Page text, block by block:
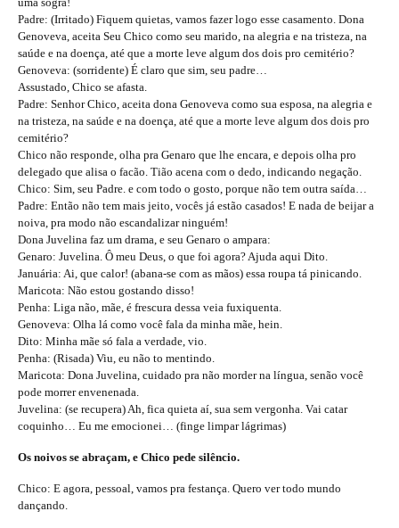
Padre: (Irritado) Fiquem quietas, vamos fazer logo esse casamento. Dona
Genoveva, aceita Seu Chico como seu marido, na alegria e na tristeza, na
saúde e na doença, até que a morte leve algum dos dois pro cemitério?
Genoveva: (sorridente) É claro que sim, seu padre…
Assustado, Chico se afasta.
Padre: Senhor Chico, aceita dona Genoveva como sua esposa, na alegria e
na tristeza, na saúde e na doença, até que a morte leve algum dos dois pro
cemitério?
Chico não responde, olha pra Genaro que lhe encara, e depois olha pro
delegado que alisa o facão. Tião acena com o dedo, indicando negação.
Chico: Sim, seu Padre. e com todo o gosto, porque não tem outra saída…
Padre: Então não tem mais jeito, vocês já estão casados! E nada de beijar a
noiva, pra modo não escandalizar ninguém!
Dona Juvelina faz um drama, e seu Genaro o ampara:
Genaro: Juvelina. Ô meu Deus, o que foi agora? Ajuda aqui Dito.
Januária: Ai, que calor! (abana-se com as mãos) essa roupa tá pinicando.
Maricota: Não estou gostando disso!
Penha: Liga não, mãe, é frescura dessa veia fuxiquenta.
Genoveva: Olha lá como você fala da minha mãe, hein.
Dito: Minha mãe só fala a verdade, vio.
Penha: (Risada) Viu, eu não to mentindo.
Maricota: Dona Juvelina, cuidado pra não morder na língua, senão você
pode morrer envenenada.
Juvelina: (se recupera) Ah, fica quieta aí, sua sem vergonha. Vai catar
coquinho… Eu me emocionei… (finge limpar lágrimas)
Os noivos se abraçam, e Chico pede silêncio.
Chico: E agora, pessoal, vamos pra festança. Quero ver todo mundo
dançando.